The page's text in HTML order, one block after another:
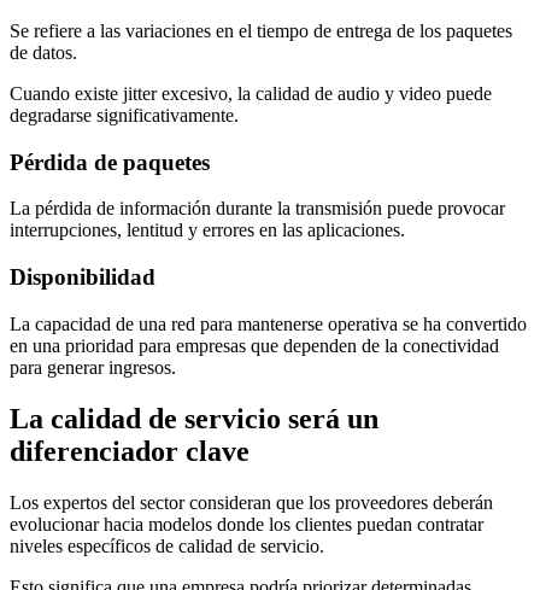
Se refiere a las variaciones en el tiempo de entrega de los paquetes
de datos.
Cuando existe jitter excesivo, la calidad de audio y video puede
degradarse significativamente.
Pérdida de paquetes
La pérdida de información durante la transmisión puede provocar
interrupciones, lentitud y errores en las aplicaciones.
Disponibilidad
La capacidad de una red para mantenerse operativa se ha convertido
en una prioridad para empresas que dependen de la conectividad
para generar ingresos.
La calidad de servicio será un
diferenciador clave
Los expertos del sector consideran que los proveedores deberán
evolucionar hacia modelos donde los clientes puedan contratar
niveles específicos de calidad de servicio.